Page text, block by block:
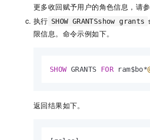
更多收回赋予用户的角色信息，请
执行 SHOW GRANTSshow grants
限信息。命令示例如下。
SHOW GRANTS FOR ram$bo*
返回结果如下。